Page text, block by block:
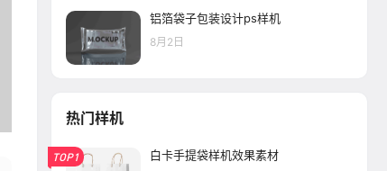
铝箔袋子包装设计ps样机
8月2日
热门样机
TOP1 白卡手提袋样机效果素材